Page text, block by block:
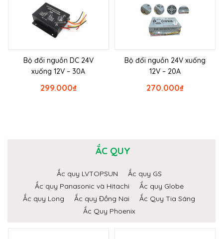
Bộ đổi nguồn DC 24V
xuống 12V – 30A
₫
299.000
Bộ đổi nguồn 24V xuống
12V – 20A
₫
270.000
ẮC QUY
Ắc quy LVTOPSUN
Ắc quy GS
Ắc quy Panasonic và Hitachi
Ắc quy Globe
Ắc quy Long
Ắc quy Đồng Nai
Ắc Quy Tia Sáng
Ắc Quy Phoenix